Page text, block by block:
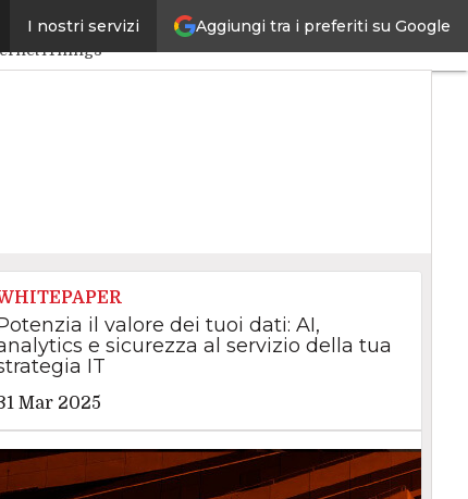
Aggiungi tra i preferiti su Google
I nostri servizi
Big Data
il valore dei tuoi dati: AI,
e sicurezza al servizio della tua
IT
Mar 2025